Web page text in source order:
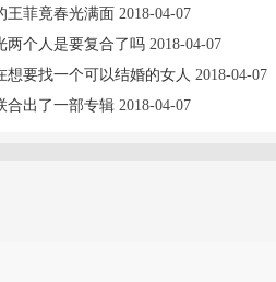
王菲竟春光满面 2018-04-07
两个人是要复合了吗 2018-04-07
想要找一个可以结婚的女人 2018-04-07
合出了一部专辑 2018-04-07